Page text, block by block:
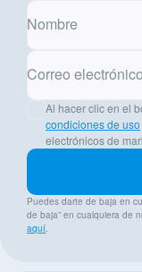
Nombre
Correo electrónico
Al hacer clic en el
condiciones de uso
electrónicos de
Puedes darte de baja en
de baja” en cualquiera de
aquí.